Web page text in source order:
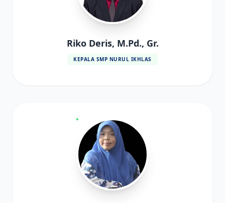
Riko Deris, M.Pd., Gr.
KEPALA SMP NURUL IKHLAS